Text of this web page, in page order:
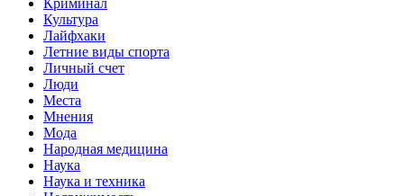
Культура
Лайфхаки
Летние виды спорта
Личный счет
Люди
Места
Мнения
Мода
Народная медицина
Наука
Наука и техника